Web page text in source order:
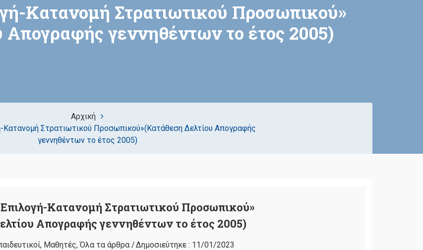
Κατανομή Στρατιωτικού Προσωπικού»
Απογραφής γεννηθέντων το έτος 2005)
Αρχική
Κατανομή Στρατιωτικού Προσωπικού»(Κατάθεση Δελτίου Απογραφής
γεννηθέντων το έτος 2005)
Κατανομή Στρατιωτικού Προσωπικού»
Απογραφής γεννηθέντων το έτος 2005)
, Μαθητές,Όλα τα άρθρα/Δημοσιεύτηκε : 11/01/2023